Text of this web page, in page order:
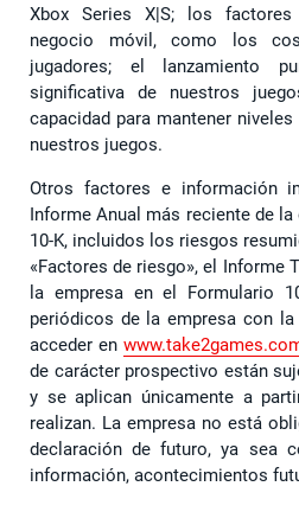
Xbox Series X|S; los
negocio móvil, como los
jugadores; el lanzamiento
significativa de nuestros
capacidad para mantener
nuestros juegos.
Otros factores e información
Informe Anual más reciente de
10-K, incluidos los riesgos
«Factores de riesgo», el Informe
la empresa en el Formulario
periódicos de la empresa con
acceder en
de carácter prospectivo están
y se aplican únicamente a
realizan. La empresa no está
declaración de futuro, ya sea
información, acontecimientos